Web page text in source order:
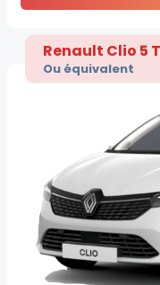
Renault Clio 5
Ou équivalent